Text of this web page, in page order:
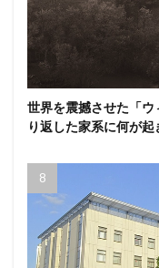
世界を震撼させた「
り返した家系に何が起